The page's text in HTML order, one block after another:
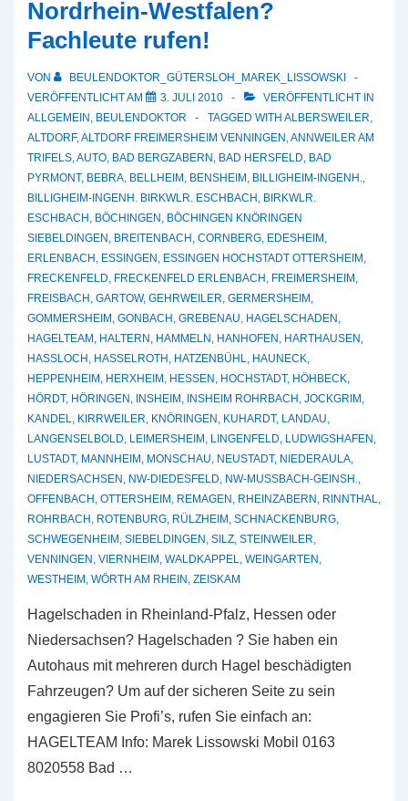
Nordrhein-Westfalen?
Fachleute rufen!
VON
BEULENDOKTOR_GÜTERSLOH_MAREK_LISSOWSKI
VERÖFFENTLICHT AM
3. JULI 2010
VERÖFFENTLICHT IN
ALLGEMEIN , BEULENDOKTOR TAGGED WITH ALBERSWEILER,
ALTDORF,ALTDORF FREIMERSHEIM VENNINGEN ,ANNWEILER AM
TRIFELS,AUTO, BAD BERGZABERN , BAD HERSFELD, BAD
PYRMONT, BEBRA, BELLHEIM , BENSHEIM , BILLIGHEIM-INGENH.,
BILLIGHEIM-INGENH. BIRKWLR. ESCHBACH , BIRKWLR.
ESCHBACH , BÖCHINGEN , BÖCHINGEN KNÖRINGEN
SIEBELDINGEN , BREITENBACH , CORNBERG, EDESHEIM ,
ERLENBACH , ESSINGEN , ESSINGEN HOCHSTADT OTTERSHEIM ,
FRECKENFELD, FRECKENFELD ERLENBACH , FREIMERSHEIM ,
FREISBACH , GARTOW, GEHRWEILER, GERMERSHEIM ,
GOMMERSHEIM , GONBACH , GREBENAU, HAGELSCHADEN ,
HAGELTEAM , HALTERN , HAMMELN , HANHOFEN , HARTHAUSEN ,
HASSLOCH
, HASSELROTH , HATZENBÜHL, HAUNECK,
HEPPENHEIM , HERXHEIM , HESSEN , HOCHSTADT, HÖHBECK,
HÖRDT, HÖRINGEN , INSHEIM , INSHEIM ROHRBACH , JOCKGRIM ,
KANDEL, KIRRWEILER, KNÖRINGEN , KUHARDT, LANDAU,
LANGENSELBOLD, LEIMERSHEIM , LINGENFELD, LUDWIGSHAFEN ,
LUSTADT, MANNHEIM , MONSCHAU, NEUSTADT, NIEDERAULA,
NIEDERSACHSEN , NW-DIEDESFELD, NW-MUSSBACH-GEINSH. ,
OFFENBACH , OTTERSHEIM , REMAGEN , RHEINZABERN , RINNTHAL,
ROHRBACH , ROTENBURG, RÜLZHEIM , SCHNACKENBURG,
SCHWEGENHEIM , SIEBELDINGEN , SILZ, STEINWEILER,
VENNINGEN , VIERNHEIM , WALDKAPPEL, WEINGARTEN ,
WESTHEIM , WÖRTH AM RHEIN , ZEISKAM
Hagelschaden in Rheinland-Pfalz, Hessen oder
Niedersachsen? Hagelschaden ? Sie haben ein
Autohaus mit mehreren durch Hagel beschädigten
Fahrzeugen? Um auf der sicheren Seite zu sein
engagieren Sie Profi’s, rufen Sie einfach an:
HAGELTEAM Info: Marek Lissowski Mobil 0163
8020558 Bad …